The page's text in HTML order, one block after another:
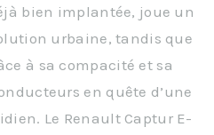
bien implantée, joue un
urbaine, tandis que
à sa compacité et sa
en quête d’une
Le Renault Captur E-